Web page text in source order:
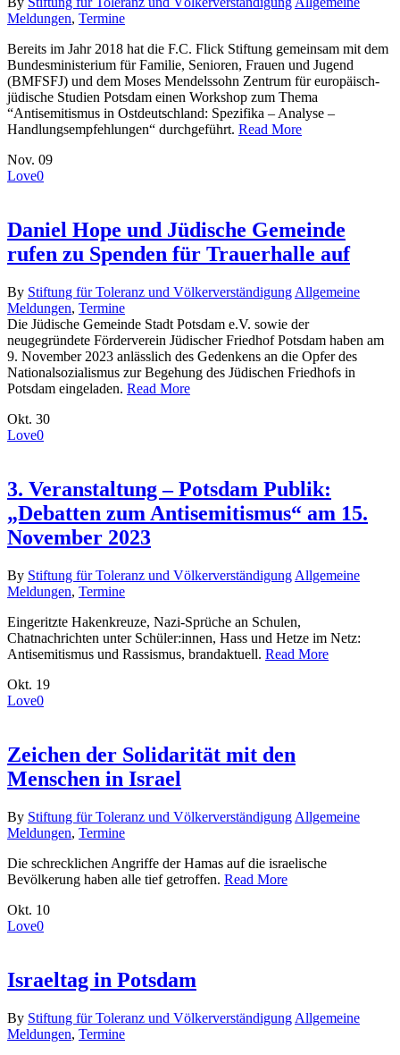
Meldungen, Termine
Bereits im Jahr 2018 hat die F.C. Flick Stiftung gemeinsam mit dem
Bundesministerium für Familie, Senioren, Frauen und Jugend
(BMFSFJ) und dem Moses Mendelssohn Zentrum für europäisch-
jüdische Studien Potsdam einen Workshop zum Thema
“Antisemitismus in Ostdeutschland: Spezifika – Analyse –
Handlungsempfehlungen“ durchgeführt. Read More
Nov. 09
Love0
Daniel Hope und Jüdische Gemeinde
rufen zu Spenden für Trauerhalle auf
By Stiftung für Toleranz und Völkerverständigung Allgemeine
Meldungen, Termine
Die Jüdische Gemeinde Stadt Potsdam e.V. sowie der
neugegründete Förderverein Jüdischer Friedhof Potsdam haben am
9. November 2023 anlässlich des Gedenkens an die Opfer des
Nationalsozialismus zur Begehung des Jüdischen Friedhofs in
Potsdam eingeladen. Read More
Okt. 30
Love0
3. Veranstaltung – Potsdam Publik:
„Debatten zum Antisemitismus“ am 15.
November 2023
By Stiftung für Toleranz und Völkerverständigung Allgemeine
Meldungen, Termine
Eingeritzte Hakenkreuze, Nazi-Sprüche an Schulen,
Chatnachrichten unter Schüler:innen, Hass und Hetze im Netz:
Antisemitismus und Rassismus, brandaktuell. Read More
Okt. 19
Love0
Zeichen der Solidarität mit den
Menschen in Israel
By Stiftung für Toleranz und Völkerverständigung Allgemeine
Meldungen, Termine
Die schrecklichen Angriffe der Hamas auf die israelische
Bevölkerung haben alle tief getroffen. Read More
Okt. 10
Love0
Israeltag in Potsdam
By Stiftung für Toleranz und Völkerverständigung Allgemeine
Meldungen, Termine